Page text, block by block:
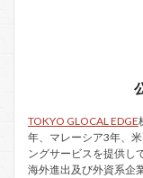
TOKYO GLOCAL EDGE
年、マレーシア3年、
ングサービスを提供し
海外進出及び外資系企